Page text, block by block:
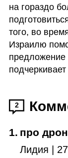
на гораздо
того, во
Израилю
предложение
2
1. про
Лидия